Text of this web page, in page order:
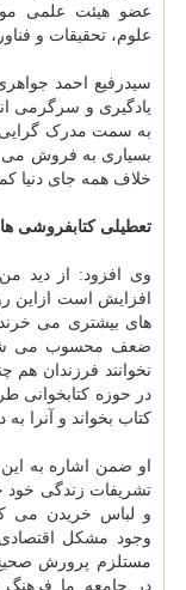
عضو هیئت علمی
علوم، تحقیقات و
سیدرفیع احمد
یادگیری و سرگرمی
به سمت مدرک گرایی
بسیاری به فروش می
خلاف همه جای دنیا
تعطیلی کتابفروشی
وی افزود: از دید
افزایش است ازاین
های بیشتری می
ضعف محسوب می
نخوانند فرزندان هم
در حوزه کتابخوانی
کتاب بخواند و آنرا
او ضمن اشاره به
تشریفات زندگی خود
و لباس خریدن می
وجود مشکل
مستلزم پرورش
در جامعه ما